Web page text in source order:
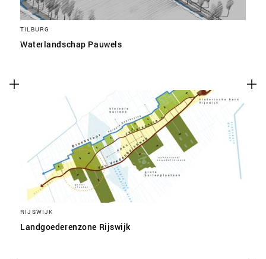
TILBURG
Waterlandschap Pauwels
RIJSWIJK
Landgoederenzone Rijswijk